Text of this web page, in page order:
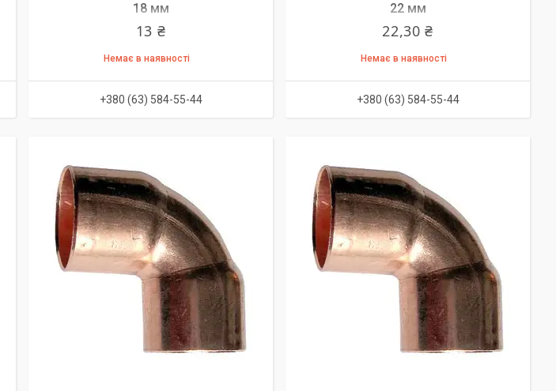
18 мм
13 ₴
Немає в наявності
+380 (63) 584-55-44
22 мм
22,30 ₴
Немає в наявності
+380 (63) 584-55-44